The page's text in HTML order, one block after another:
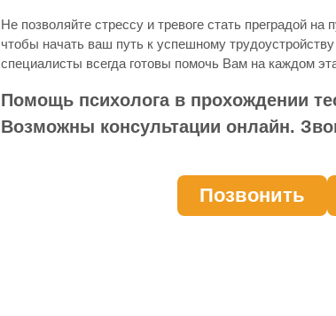
Не позволяйте стрессу и тревоге стать преградой
чтобы начать ваш путь к успешному
специалисты всегда готовы помочь Вам на каждом
Помощь психолога в прохождении
Возможны консультации онлайн.
Позвонить